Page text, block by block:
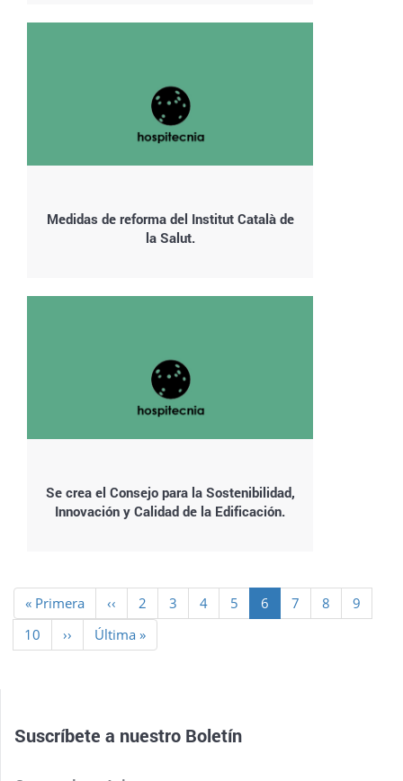
Medidas de reforma del Institut Català de
la Salut.
Se crea el Consejo para la Sostenibilidad,
Innovación y Calidad de la Edificación.
Paginación
Primera
página
« Primera
Página
anterior
‹‹ Page
2 Page
3 Page
4 Page
5
Página
actual
6 Page
7 Page
8 Page
9
Page
10
Siguiente
página
››
Última
página
Última »
Suscríbete a nuestro Boletín